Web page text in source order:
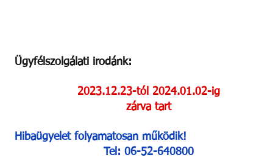
Ügyfélszolgálati irodánk:
2023.12.23-tól 2024.01.02-ig
zárva tart
Hibaügyelet folyamatosan működik!
Tel: 06-52-640800